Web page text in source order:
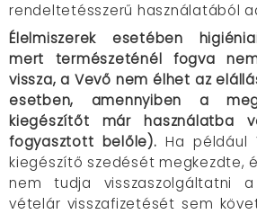
rendeltetésszerű használatából
Élelmiszerek esetében
mert természeténél fogva
vissza, a Vevő nem élhet az
esetben, amennyiben a
kiegészítőt már használatba
fogyasztott belőle).Ha például
kiegészítő szedését megkezdte,
nem tudja visszaszolgáltatni
vételár visszafizetését sem